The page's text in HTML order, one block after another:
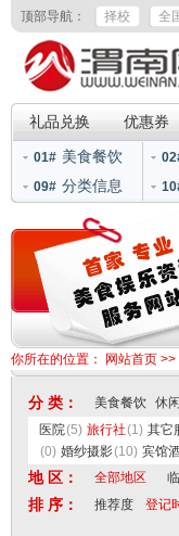
顶部导航： 择校 全
礼品兑换 优惠券
01# 美食餐饮
09# 分类信息
你所在的位置： 网站首页 >>
分 类： 美食餐饮 休
医院(5) 旅行社(1) 其它
(0) 婚纱摄影(10) 宾馆
地 区： 全部地区
排 序： 推荐度 登记